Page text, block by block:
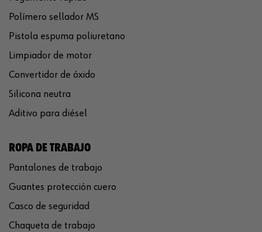
Polímero sellador MS
Pistola espuma poliuretano
Limpiador de motor
Convertidor de óxido
Silicona neutra
Aditivo para diésel
ROPA DE TRABAJO
Pantalones de trabajo
Guantes protección cuero
Casco de seguridad
Chaqueta de trabajo